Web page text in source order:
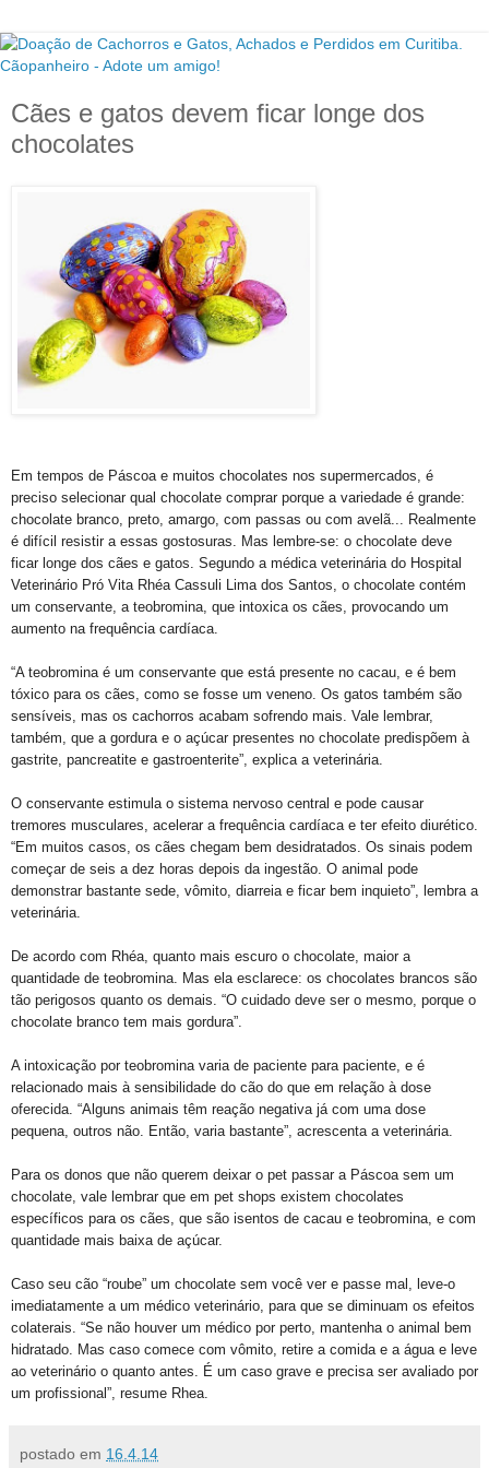
Cães e gatos devem ficar longe dos
chocolates
Em tempos de Páscoa e muitos chocolates nos supermercados, é
preciso selecionar qual chocolate comprar porque a variedade é grande:
chocolate branco, preto, amargo, com passas ou com avelã... Realmente
é difícil resistir a essas gostosuras. Mas lembre-se: o chocolate deve
ficar longe dos cães e gatos. Segundo a médica veterinária do Hospital
Veterinário Pró Vita Rhéa Cassuli Lima dos Santos, o chocolate contém
um conservante, a teobromina, que intoxica os cães, provocando um
aumento na frequência cardíaca.
“A teobromina é um conservante que está presente no cacau, e é bem
tóxico para os cães, como se fosse um veneno. Os gatos também são
sensíveis, mas os cachorros acabam sofrendo mais. Vale lembrar,
também, que a gordura e o açúcar presentes no chocolate predispõem à
gastrite, pancreatite e gastroenterite”, explica a veterinária.
O conservante estimula o sistema nervoso central e pode causar
tremores musculares, acelerar a frequência cardíaca e ter efeito diurético.
“Em muitos casos, os cães chegam bem desidratados. Os sinais podem
começar de seis a dez horas depois da ingestão. O animal pode
demonstrar bastante sede, vômito, diarreia e ficar bem inquieto”, lembra a
veterinária.
De acordo com Rhéa, quanto mais escuro o chocolate, maior a
quantidade de teobromina. Mas ela esclarece: os chocolates brancos são
tão perigosos quanto os demais. “O cuidado deve ser o mesmo, porque o
chocolate branco tem mais gordura”.
A intoxicação por teobromina varia de paciente para paciente, e é
relacionado mais à sensibilidade do cão do que em relação à dose
oferecida. “Alguns animais têm reação negativa já com uma dose
pequena, outros não. Então, varia bastante”, acrescenta a veterinária.
Para os donos que não querem deixar o pet passar a Páscoa sem um
chocolate, vale lembrar que em pet shops existem chocolates
específicos para os cães, que são isentos de cacau e teobromina, e com
quantidade mais baixa de açúcar.
Caso seu cão “roube” um chocolate sem você ver e passe mal, leve-o
imediatamente a um médico veterinário, para que se diminuam os efeitos
colaterais. “Se não houver um médico por perto, mantenha o animal bem
hidratado. Mas caso comece com vômito, retire a comida e a água e leve
ao veterinário o quanto antes. É um caso grave e precisa ser avaliado por
um profissional”, resume Rhea.
postado em 16.4.14